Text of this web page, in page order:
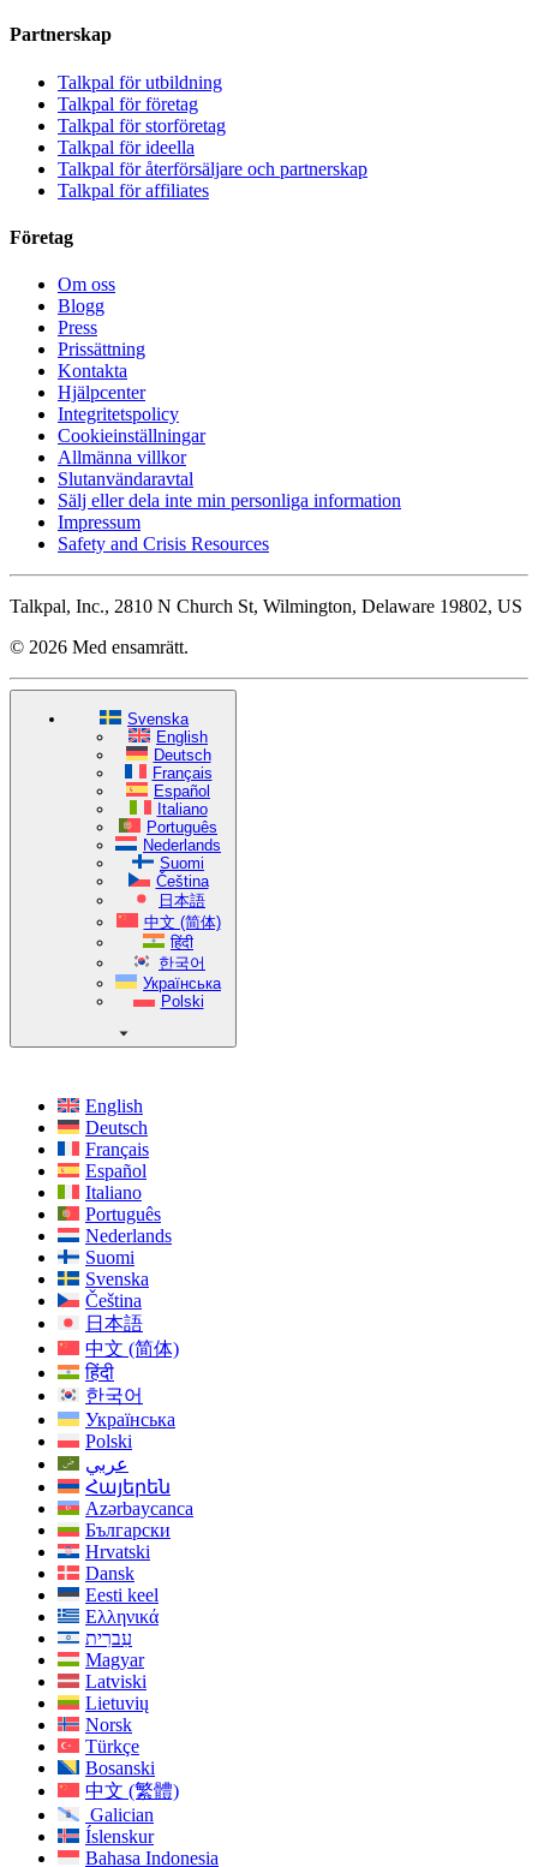
Partnerskap
Talkpal för utbildning
Talkpal för företag
Talkpal för storföretag
Talkpal för ideella
Talkpal för återförsäljare och partnerskap
Talkpal för affiliates
Företag
Om oss
Blogg
Press
Prissättning
Kontakta
Hjälpcenter
Integritetspolicy
Cookieinställningar
Allmänna villkor
Slutanvändaravtal
Sälj eller dela inte min personliga information
Impressum
Safety and Crisis Resources
Talkpal, Inc., 2810 N Church St, Wilmington, Delaware 19802, US
© 2026 Med ensamrätt.
Svenska
English
Deutsch
Français
Español
Italiano
Português
Nederlands
Suomi
Čeština
日本語
中文 (简体)
हिंदी
한국어
Українська
Polski
English
Deutsch
Français
Español
Italiano
Português
Nederlands
Suomi
Svenska
Čeština
日本語
中文 (简体)
हिंदी
한국어
Українська
Polski
عربي
Հայերեն
Azərbaycanca
Български
Hrvatski
Dansk
Eesti keel
Ελληνικά
עִברִית
Magyar
Latviski
Lietuvių
Norsk
Türkçe
Bosanski
中文 (繁體)
Galician
Íslenskur
Bahasa Indonesia